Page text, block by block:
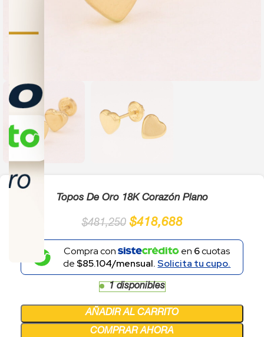
Topos De Oro 18K Corazón Plano
$481,250 $418,688
Compra con en 6cuotas
de $85.104/mensual.Solicita tu cupo.
1 disponibles
AÑADIR AL CARRITO
COMPRAR AHORA